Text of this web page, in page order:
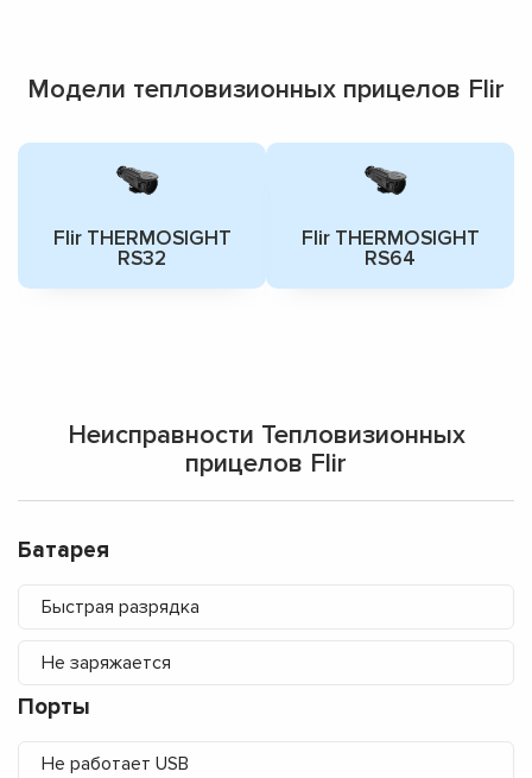
Модели тепловизионных прицелов Flir
Flir THERMOSIGHT
RS32
Flir THERMOSIGHT
RS64
Неисправности Тепловизионных
прицелов Flir
Батарея
Быстрая разрядка
Не заряжается
Порты
Не работает USB